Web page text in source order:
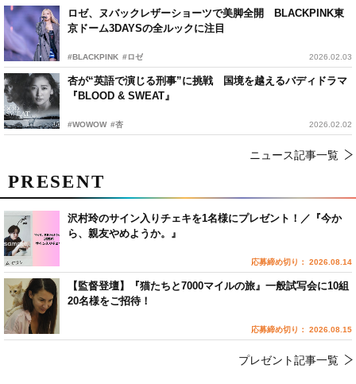
ロゼ、ヌバックレザーショーツで美脚全開 BLACKPINK東
京ドーム3DAYSの全ルックに注目
#BLACKPINK #ロゼ 2026.02.03
杏が“英語で演じる刑事”に挑戦 国境を越えるバディドラマ
『BLOOD & SWEAT』
#WOWOW #杏 2026.02.02
ニュース記事一覧
PRESENT
沢村玲のサイン入りチェキを1名様にプレゼント！／『今か
ら、親友やめようか。』
応募締め切り： 2026.08.14
【監督登壇】『猫たちと7000マイルの旅』一般試写会に10組
20名様をご招待！
応募締め切り： 2026.08.15
プレゼント記事一覧